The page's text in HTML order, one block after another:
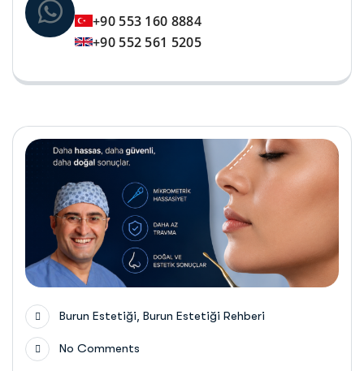
+90 553 160 8884
+90 552 561 5205
Burun Estetiği, Burun Estetiği Rehberi
No Comments